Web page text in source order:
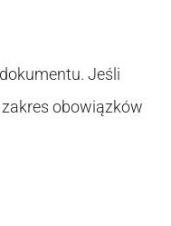
Jeśli
obowiązków